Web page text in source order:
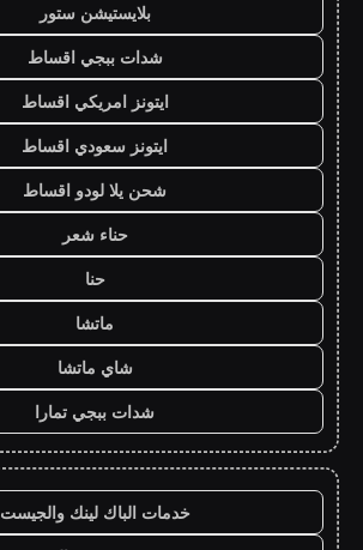
بلايستيشن ستور
شدات ببجي اقساط
ايتونز امريكي اقساط
ايتونز سعودي اقساط
شحن يلا لودو اقساط
حناء شعر
حنا
ماتشا
شاي ماتشا
شدات ببجي تمارا
خدمات الباك لينك والجيست